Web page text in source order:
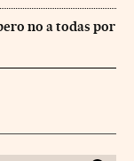
no a todas por